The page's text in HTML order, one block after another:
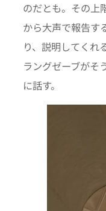
のだとも。その上
から大声で報告す
り、説明してくれ
ラングゼーブがそ
に話す。